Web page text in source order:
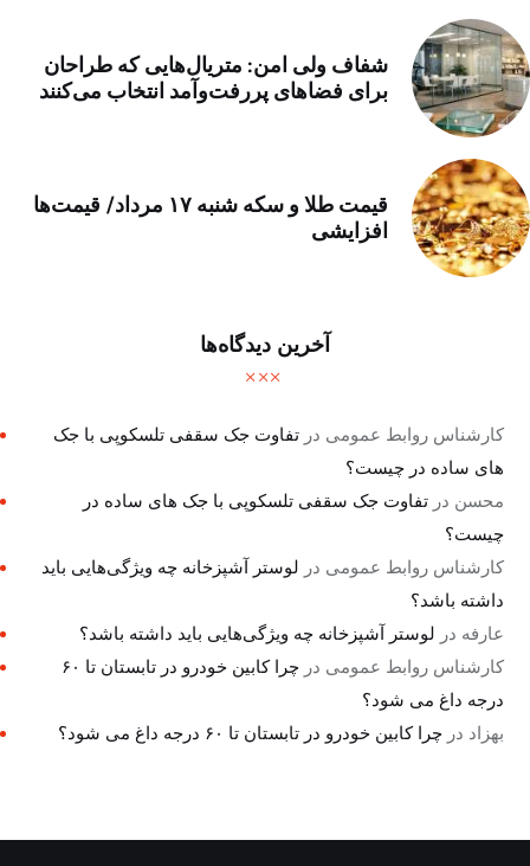
شفاف ولی امن: متریال‌هایی که طراحان
برای فضاهای پررفت‌وآمد انتخاب می‌کنند
قیمت طلا و سکه شنبه ۱۷ مرداد/ قیمت‌ها
افزایشی
آخرین دیدگاه‌ها
کارشناس روابط عمومی درتفاوت جک سقفی تلسکوپی با جک
های ساده در چیست؟
محسن درتفاوت جک سقفی تلسکوپی با جک های ساده در
چیست؟
کارشناس روابط عمومی در لوستر آشپزخانه چه ویژگی‌هایی باید
داشته باشد؟
عارفه در لوستر آشپزخانه چه ویژگی‌هایی باید داشته باشد؟
کارشناس روابط عمومی در
چرا کابین خودرو در تابستان تا ۶۰
درجه داغ می شود؟
بهزاد درچرا کابین خودرو در تابستان تا ۶۰ درجه داغ می شود؟